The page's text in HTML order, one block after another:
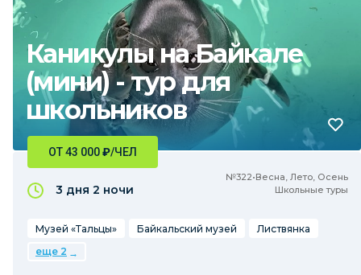
Каникулы на Байкале
(мини) - тур для
школьников
№322•Весна, Лето, Осень
Школьные туры
ОТ 43 000₽/ЧЕЛ
3 дня 2 ночи
Музей «Тальцы» Байкальский музей
Листвянка
еще 2